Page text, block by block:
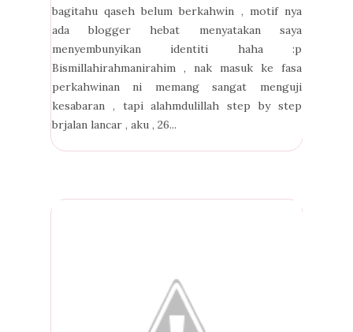
bagitahu qaseh belum berkahwin , motif nya
ada blogger hebat menyatakan saya
menyembunyikan identiti haha :p
Bismillahirahmanirahim , nak masuk ke fasa
perkahwinan ni memang sangat menguji
kesabaran , tapi alahmdulillah step by step
brjalan lancar , aku , 26...